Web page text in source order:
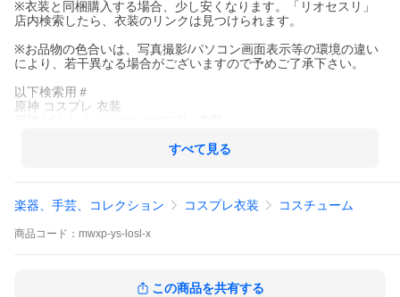
※衣装と同梱購入する場合、少し安くなります。「リオセスリ」
店内検索したら、衣装のリンクは見つけられます。
※お品物の色合いは、写真撮影/パソコン画面表示等の環境の違い
により、若干異なる場合がございますので予めご了承下さい。
以下検索用＃
原神 コスプレ 衣装
すべて見る
楽器、手芸、コレクション コスプレ衣装 コスチューム
商品 コード： mwxp-ys-losl-x
この商品を共有する